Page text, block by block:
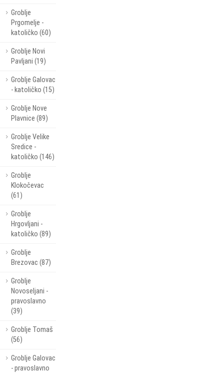
Groblje
Prgomelje -
katoličko (60)
Groblje Novi
Pavljani (19)
Groblje Galovac
- katoličko (15)
Groblje Nove
Plavnice (89)
Groblje Velike
Sredice -
katoličko (146)
Groblje
Klokočevac
(61)
Groblje
Hrgovljani -
katoličko (89)
Groblje
Brezovac (87)
Groblje
Novoseljani -
pravoslavno
(39)
Groblje Tomaš
(56)
Groblje Galovac
- pravoslavno